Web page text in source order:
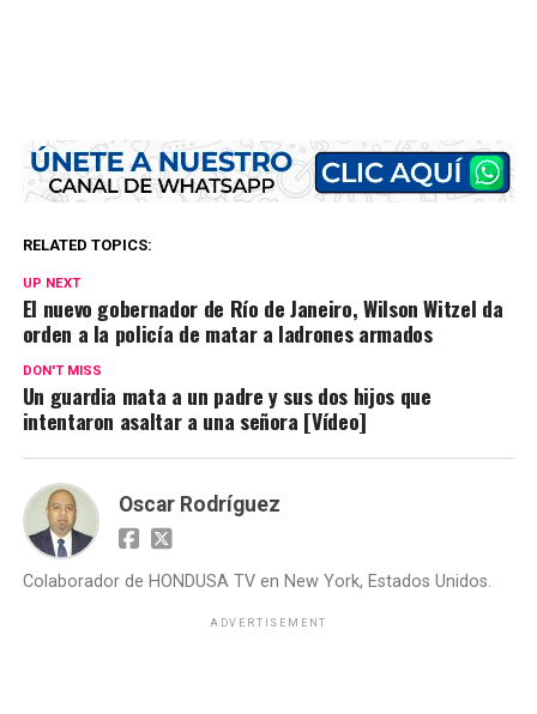
RELATED TOPICS:
UP NEXT
El nuevo gobernador de Río de Janeiro, Wilson Witzel da
orden a la policía de matar a ladrones armados
DON'T MISS
Un guardia mata a un padre y sus dos hijos que
intentaron asaltar a una señora [Vídeo]
Oscar Rodríguez
Colaborador de HONDUSA TV en New York, Estados Unidos.
ADVERTISEMENT